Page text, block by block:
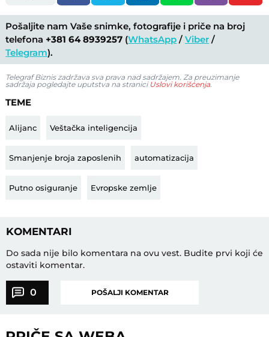
Pošaljite nam Vaše snimke, fotografije i priče na broj
telefona +381 64 8939257 (WhatsApp /Viber /
Telegram).
Telegraf Biznis zadržava sva prava nad sadržajem. Za preuzimanje
sadržaja pogledajte uputstva na stranici Uslovi korišćenja
TEME
Alijanc Veštačka inteligencija
Smanjenje broja zaposlenih automatizacija
Putno osiguranje Evropske zemlje
KOMENTARI
Do sada nije bilo komentara na ovu vest. Budite prvi koji će
ostaviti komentar.
0 POŠALJI KOMENTAR